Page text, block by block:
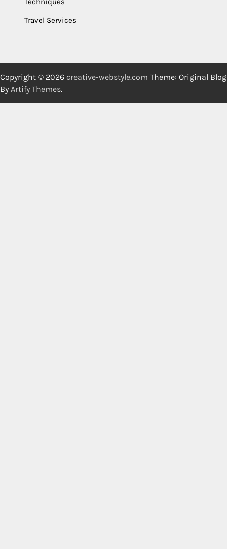
Travel Services
Copyright © 2026 creative-webstyle.com Theme: Original Blog
By Artify Themes.